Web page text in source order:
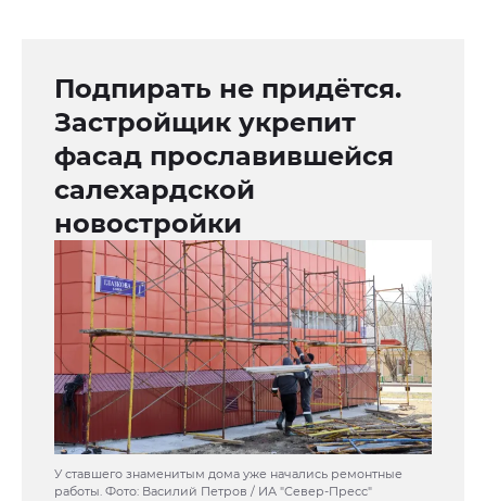
Подпирать не придётся.
Застройщик укрепит
фасад прославившейся
салехардской
новостройки
У ставшего знаменитым дома уже начались ремонтные
работы. Фото: Василий Петров / ИА "Север-Пресс"